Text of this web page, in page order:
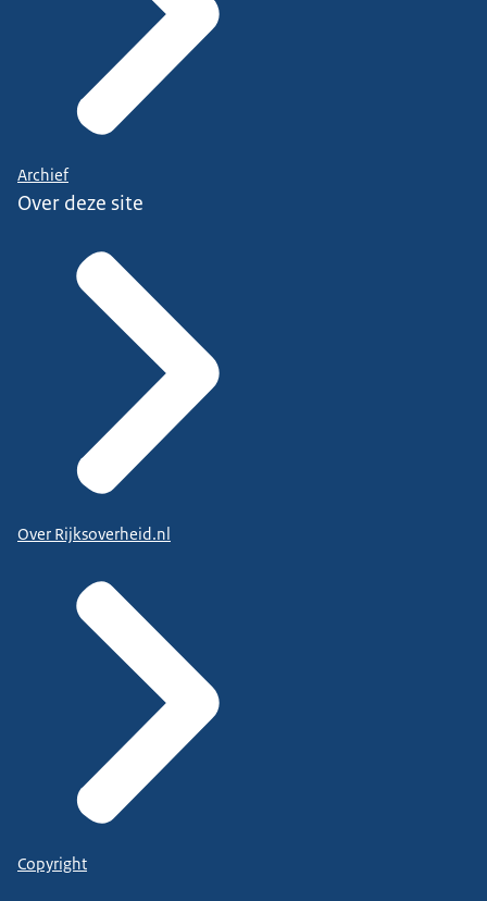
Archief
Over deze site
Over Rijksoverheid.nl
Copyright